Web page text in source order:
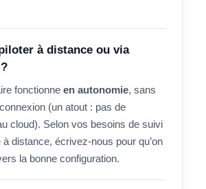
à distance ou via
fonctionneen autonomie, sans
(un atout : pas de
cloud). Selon vos besoins de suivi
à distance, écrivez-nous pour qu’on
la bonne configuration.